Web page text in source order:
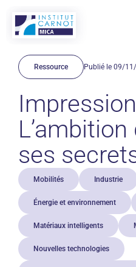
Ressource Publié le 09/
ses
Mobilités Industrie
Énergie et environnement
Matériaux intelligents
Nouvelles technologies